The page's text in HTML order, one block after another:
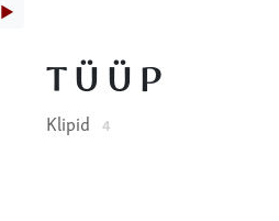
▶
TÜÜP
Klipid 4